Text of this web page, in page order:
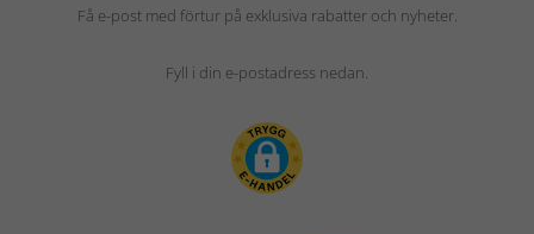
Få e-post med förtur på exklusiva rabatter och nyheter.
Fyll i din e-postadress nedan.